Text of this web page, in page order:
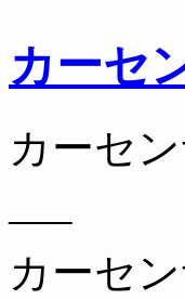
カーセ
カーセ
—–
カーセ